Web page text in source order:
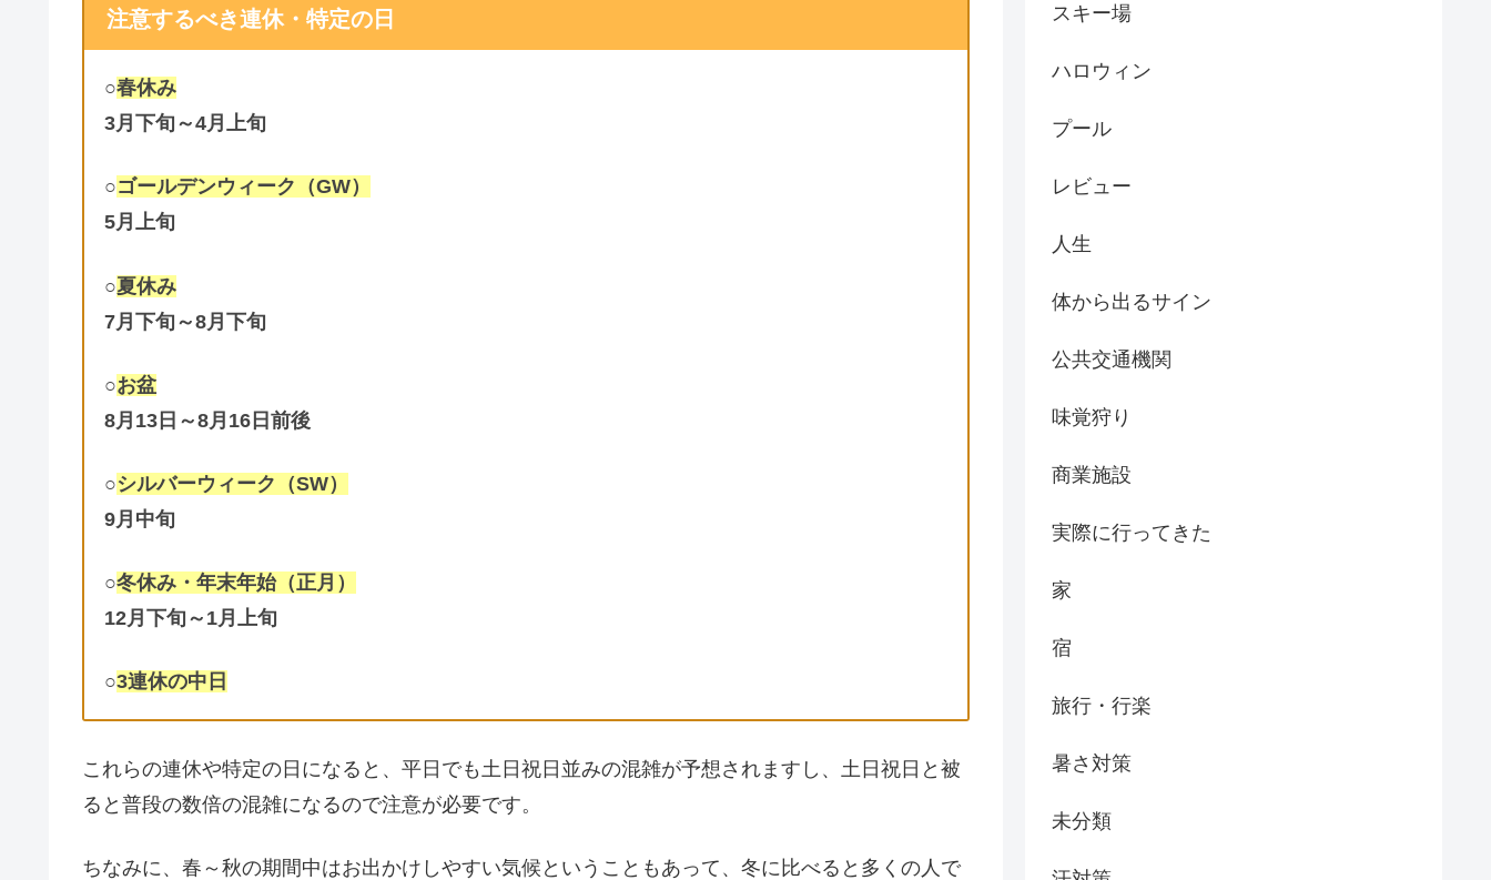
注意するべき連休・特定の日
○春休み
3月下旬～4月上旬
○ゴールデンウィーク（GW）
5月上旬
○夏休み
7月下旬～8月下旬
○お盆
8月13日～8月16日前後
○シルバーウィーク（SW）
9月中旬
○冬休み・年末年始（正月）
12月下旬～1月上旬
○3連休の中日
これらの連休や特定の日になると、平日でも土日祝日並みの混雑が予想されますし、土日祝日と被
ると普段の数倍の混雑になるので注意が必要です。
ちなみに、春～秋の期間中はお出かけしやすい気候ということもあって、冬に比べると多くの人で
スキー場
ハロウィン
プール
レビュー
人生
体から出るサイン
公共交通機関
味覚狩り
商業施設
実際に行ってきた
家
宿
旅行・行楽
暑さ対策
未分類